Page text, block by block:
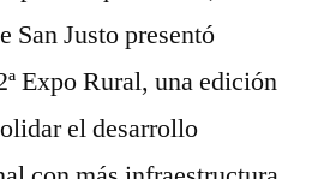
San Justo presentó
Expo Rural, una edición
el desarrollo